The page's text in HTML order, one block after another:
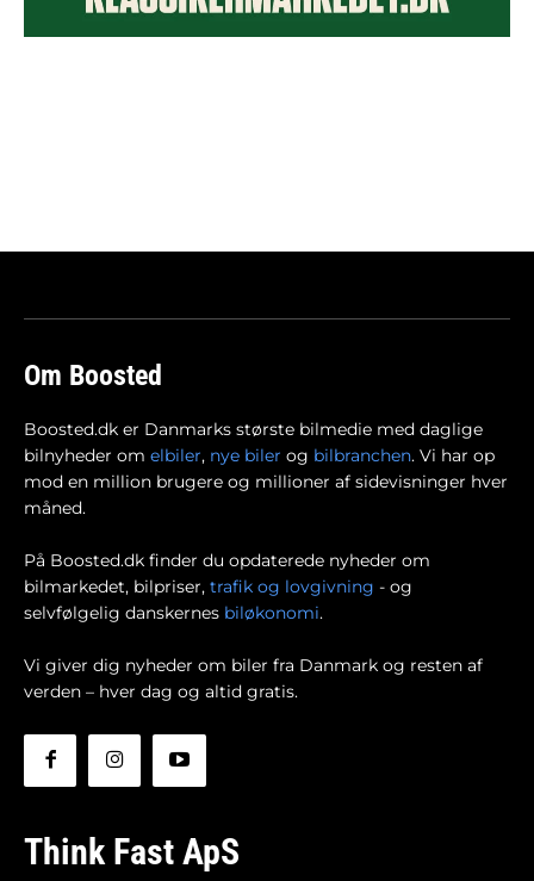
Om Boosted
Boosted.dk er Danmarks største bilmedie med daglige
bilnyheder om elbiler, nye biler og bilbranchen. Vi har op
mod en million brugere og millioner af sidevisninger hver
måned.
På Boosted.dk finder du opdaterede nyheder om
bilmarkedet, bilpriser, trafik og lovgivning - og
selvfølgelig danskernes biløkonomi.
Vi giver dig nyheder om biler fra Danmark og resten af
verden – hver dag og altid gratis.
Think Fast ApS